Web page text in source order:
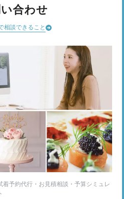
合わせ
相談できること
予約代行・お見積相談・予算シミュレ